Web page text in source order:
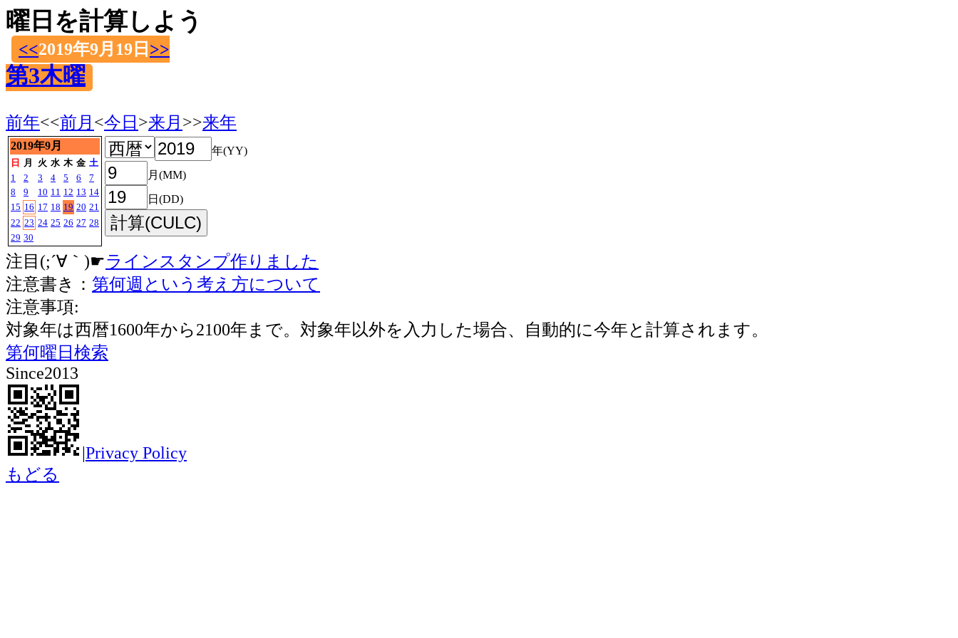
曜日を計算しよう
<<2019年9月19日 >>
第3木曜
前年<<前月 <今日 >来月 >>来年
2019年9月
日 月 火 水 木 金 土
1
2 3 4 5 6
7
8
9 10 11 12 13 14
15 16 17 18 19 20 21
22 23 24 25 26 27 28
29 30
年(YY)
月(MM)
日(DD)
注目(;´∀｀)☛ラインスタンプ作りました
注意書き： 第何週という考え方について
注意事項:
対象年は西暦1600年から2100年まで。対象年以外を入力した場合、自動的に今年と計算されます。
第何曜日検索
Since2013
|Privacy Policy
もどる